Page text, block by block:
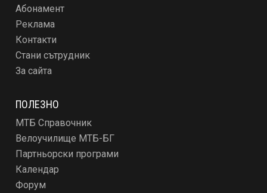
Абонамент
Реклама
Контакти
Стани сътрудник
За сайта
ПОЛЕЗНО
МТБ Справочник
Велоучилище МТБ-БГ
Партньорски програми
Календар
Форум